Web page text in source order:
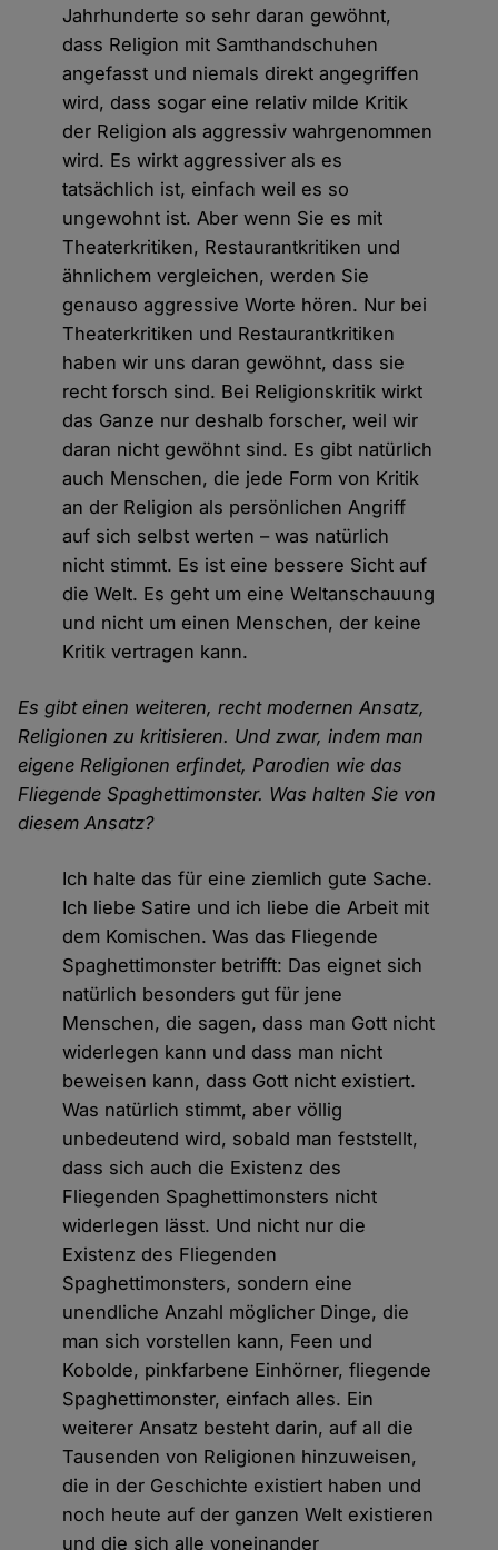
Jahrhunderte so sehr daran gewöhnt,
dass Religion mit Samthandschuhen
angefasst und niemals direkt angegriffen
wird, dass sogar eine relativ milde Kritik
der Religion als aggressiv wahrgenommen
wird. Es wirkt aggressiver als es
tatsächlich ist, einfach weil es so
ungewohnt ist. Aber wenn Sie es mit
Theaterkritiken, Restaurantkritiken und
ähnlichem vergleichen, werden Sie
genauso aggressive Worte hören. Nur bei
Theaterkritiken und Restaurantkritiken
haben wir uns daran gewöhnt, dass sie
recht forsch sind. Bei Religionskritik wirkt
das Ganze nur deshalb forscher, weil wir
daran nicht gewöhnt sind. Es gibt natürlich
auch Menschen, die jede Form von Kritik
an der Religion als persönlichen Angriff
auf sich selbst werten – was natürlich
nicht stimmt. Es ist eine bessere Sicht auf
die Welt. Es geht um eine Weltanschauung
und nicht um einen Menschen, der keine
Kritik vertragen kann.
Es gibt einen weiteren, recht modernen Ansatz,
Religionen zu kritisieren. Und zwar, indem man
eigene Religionen erfindet, Parodien wie das
Fliegende Spaghettimonster. Was halten Sie von
diesem Ansatz?
Ich halte das für eine ziemlich gute Sache.
Ich liebe Satire und ich liebe die Arbeit mit
dem Komischen. Was das Fliegende
Spaghettimonster betrifft: Das eignet sich
natürlich besonders gut für jene
Menschen, die sagen, dass man Gott nicht
widerlegen kann und dass man nicht
beweisen kann, dass Gott nicht existiert.
Was natürlich stimmt, aber völlig
unbedeutend wird, sobald man feststellt,
dass sich auch die Existenz des
Fliegenden Spaghettimonsters nicht
widerlegen lässt. Und nicht nur die
Existenz des Fliegenden
Spaghettimonsters, sondern eine
unendliche Anzahl möglicher Dinge, die
man sich vorstellen kann, Feen und
Kobolde, pinkfarbene Einhörner, fliegende
Spaghettimonster, einfach alles. Ein
weiterer Ansatz besteht darin, auf all die
Tausenden von Religionen hinzuweisen,
die in der Geschichte existiert haben und
noch heute auf der ganzen Welt existieren
und die sich alle voneinander